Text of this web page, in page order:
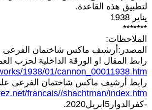
لتطبيق هذه القاعدة.
يناير 1938
*******
الملاحظات:
المصدر:أرشيف ماكس شاختمان الفرعى
رابط المقال او الورقة الداخلية لحزب
1938/01/cannon_00011938.htm
رابط أرشيف ماكس شاختمان الفرعى
francais//shachtman/index.htm
-كفرالدوار5ابريل2020.